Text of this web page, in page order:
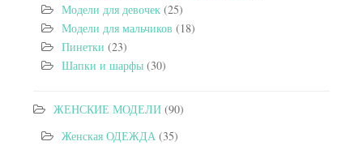
Модели для девочек (25)
Модели для мальчиков (18)
Пинетки (23)
Шапки и шарфы (30)
ЖЕНСКИЕ МОДЕЛИ (90)
Женская ОДЕЖДА (35)